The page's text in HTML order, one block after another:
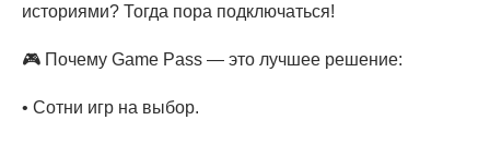
историями? Тогда пора подключаться!
🎮 Почему Game Pass — это лучшее решение:
• Сотни игр на выбор.